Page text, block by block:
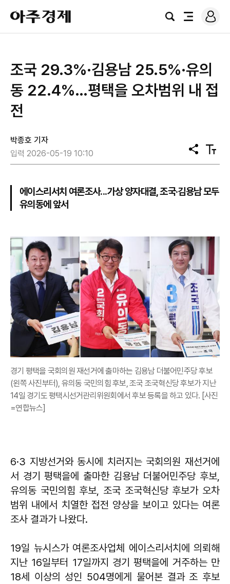
아
주
경
검
전
로
그
조국 29.3%·김용남 25.5%·유의
동 22.4%…평택을 오차범위 내 접
전
박종호 기자
입력 2026-05-19 10:10
공
유
텍
스
기
에이스리서치 여론조사...가상 양자대결, 조국·김용남 모두
유의동에 앞서
경기 평택을 국회의원 재선거에 출마하는 김용남 더불어민주당 후보
(왼쪽 사진부터), 유의동 국민의힘 후보, 조국 조국혁신당 후보가 지난
14일 경기도 평택시선거관리위원회에서 후보 등록을 하고 있다. [사진
=연합뉴스]
6·3 지방선거와 동시에 치러지는 국회의원 재선거에
서 경기 평택을에 출마한 김용남 더불어민주당 후보,
유의동 국민의힘 후보, 조국 조국혁신당 후보가 오차
범위 내에서 치열한 접전 양상을 보이고 있다는 여론
조사 결과가 나왔다.
19일 뉴시스가 여론조사업체 에이스리서치에 의뢰해
지난 16일부터 17일까지 경기 평택을에 거주하는 만
18세 이상의 성인 504명에게 물어본 결과 조 후보